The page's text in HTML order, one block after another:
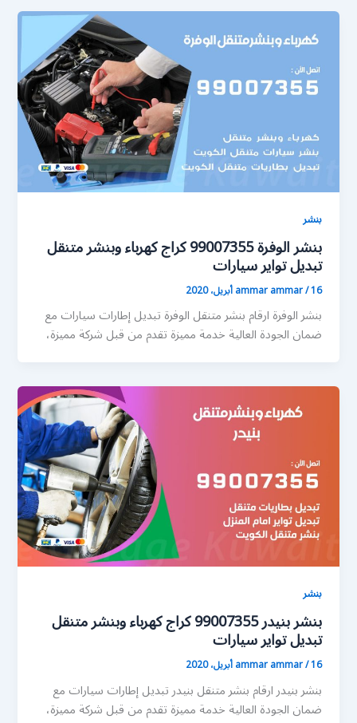
بنشر
بنشر الوفرة 99007355 كراج كهرباء وبنشر متنقل
تبديل تواير سيارات
ammar ammar/16 أبريل، 2020
بنشر الوفرة ارقام بنشر متنقل الوفرة تبديل إطارات سيارات مع
ضمان الجودة العالية خدمة مميزة تقدم من قبل شركة مميزة،
بنشر
بنشر بنيدر 99007355 كراج كهرباء وبنشر متنقل
تبديل تواير سيارات
ammar ammar/16 أبريل، 2020
بنشر بنيدر ارقام بنشر متنقل بنيدر تبديل إطارات سيارات مع
ضمان الجودة العالية خدمة مميزة تقدم من قبل شركة مميزة،